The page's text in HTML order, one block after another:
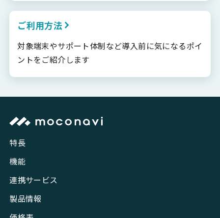
ご利用方法
対象端末やサポート体制など導入前に気になるポイ
ントをご紹介します
特長
機能
連携サービス
製品情報